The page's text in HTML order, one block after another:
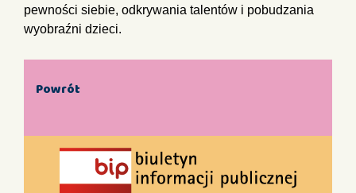
pewności siebie, odkrywania talentów i pobudzania
wyobraźni dzieci.
Powrót